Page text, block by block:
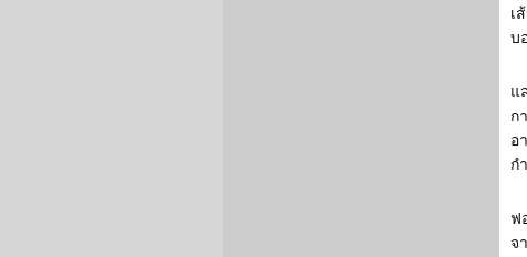
เ
บ
แ
ก
อ
ก
ฟ
จ